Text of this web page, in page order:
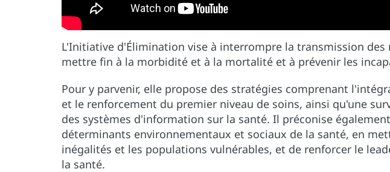
L'Initiative d'Élimination vise à interrompre la transmission des
mettre fin à la morbidité et à la mortalité et à prévenir les
Pour y parvenir, elle propose des stratégies comprenant
et le renforcement du premier niveau de soins, ainsi qu'une
des systèmes d'information sur la santé. Il préconise
déterminants environnementaux et sociaux de la santé, en
inégalités et les populations vulnérables, et de renforcer le
la santé.